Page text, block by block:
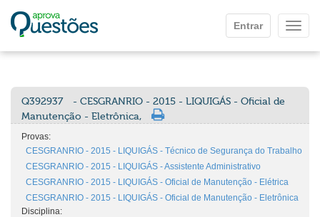
Entrar
Q392937
- CESGRANRIO - 2015 - LIQUIGÁS - Oficial de
Manutenção - Eletrônica,
Provas:
CESGRANRIO - 2015 - LIQUIGÁS - Técnico de Segurança do Trabalho
CESGRANRIO - 2015 - LIQUIGÁS - Assistente Administrativo
CESGRANRIO - 2015 - LIQUIGÁS - Oficial de Manutenção - Elétrica
CESGRANRIO - 2015 - LIQUIGÁS - Oficial de Manutenção - Eletrônica
Disciplina: